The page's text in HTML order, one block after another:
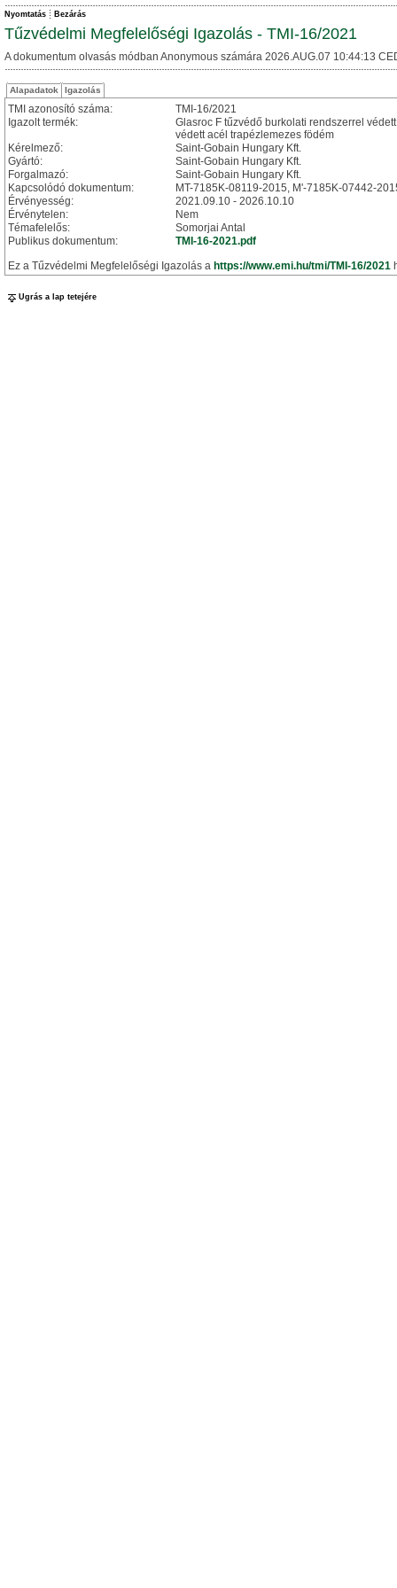
Nyomtatás Bezárás
Tűzvédelmi Megfelelőségi Igazolás - TMI-16/2021
A dokumentum olvasás módban Anonymous számára 2026.AUG.07 10:44:13
Alapadatok Igazolás
TMI azonosító száma:
TMI-16/2021
Igazolt termék:
Glasroc F tűzvédő burkolati rendszerrel
védett acél trapézlemezes födém
Kérelmező:
Saint-Gobain Hungary Kft.
Gyártó:
Saint-Gobain Hungary Kft.
Forgalmazó:
Saint-Gobain Hungary Kft.
Kapcsolódó dokumentum:
MT-7185K-08119-2015, M'-7185K-07442-
Érvényesség:
2021.09.10 - 2026.10.10
Érvénytelen:
Nem
Témafelelős:
Somorjai Antal
Publikus dokumentum:
TMI-16-2021.pdf
Ez a Tűzvédelmi Megfelelőségi Igazolás a https://www.emi.hu/tmi/TMI-16/2021
Ugrás a lap tetejére